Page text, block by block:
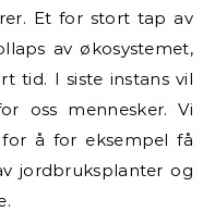
Et for stort tap av
av økosystemet,
tid. I siste instans vil
oss mennesker. Vi
å for eksempel få
jordbruksplanter og